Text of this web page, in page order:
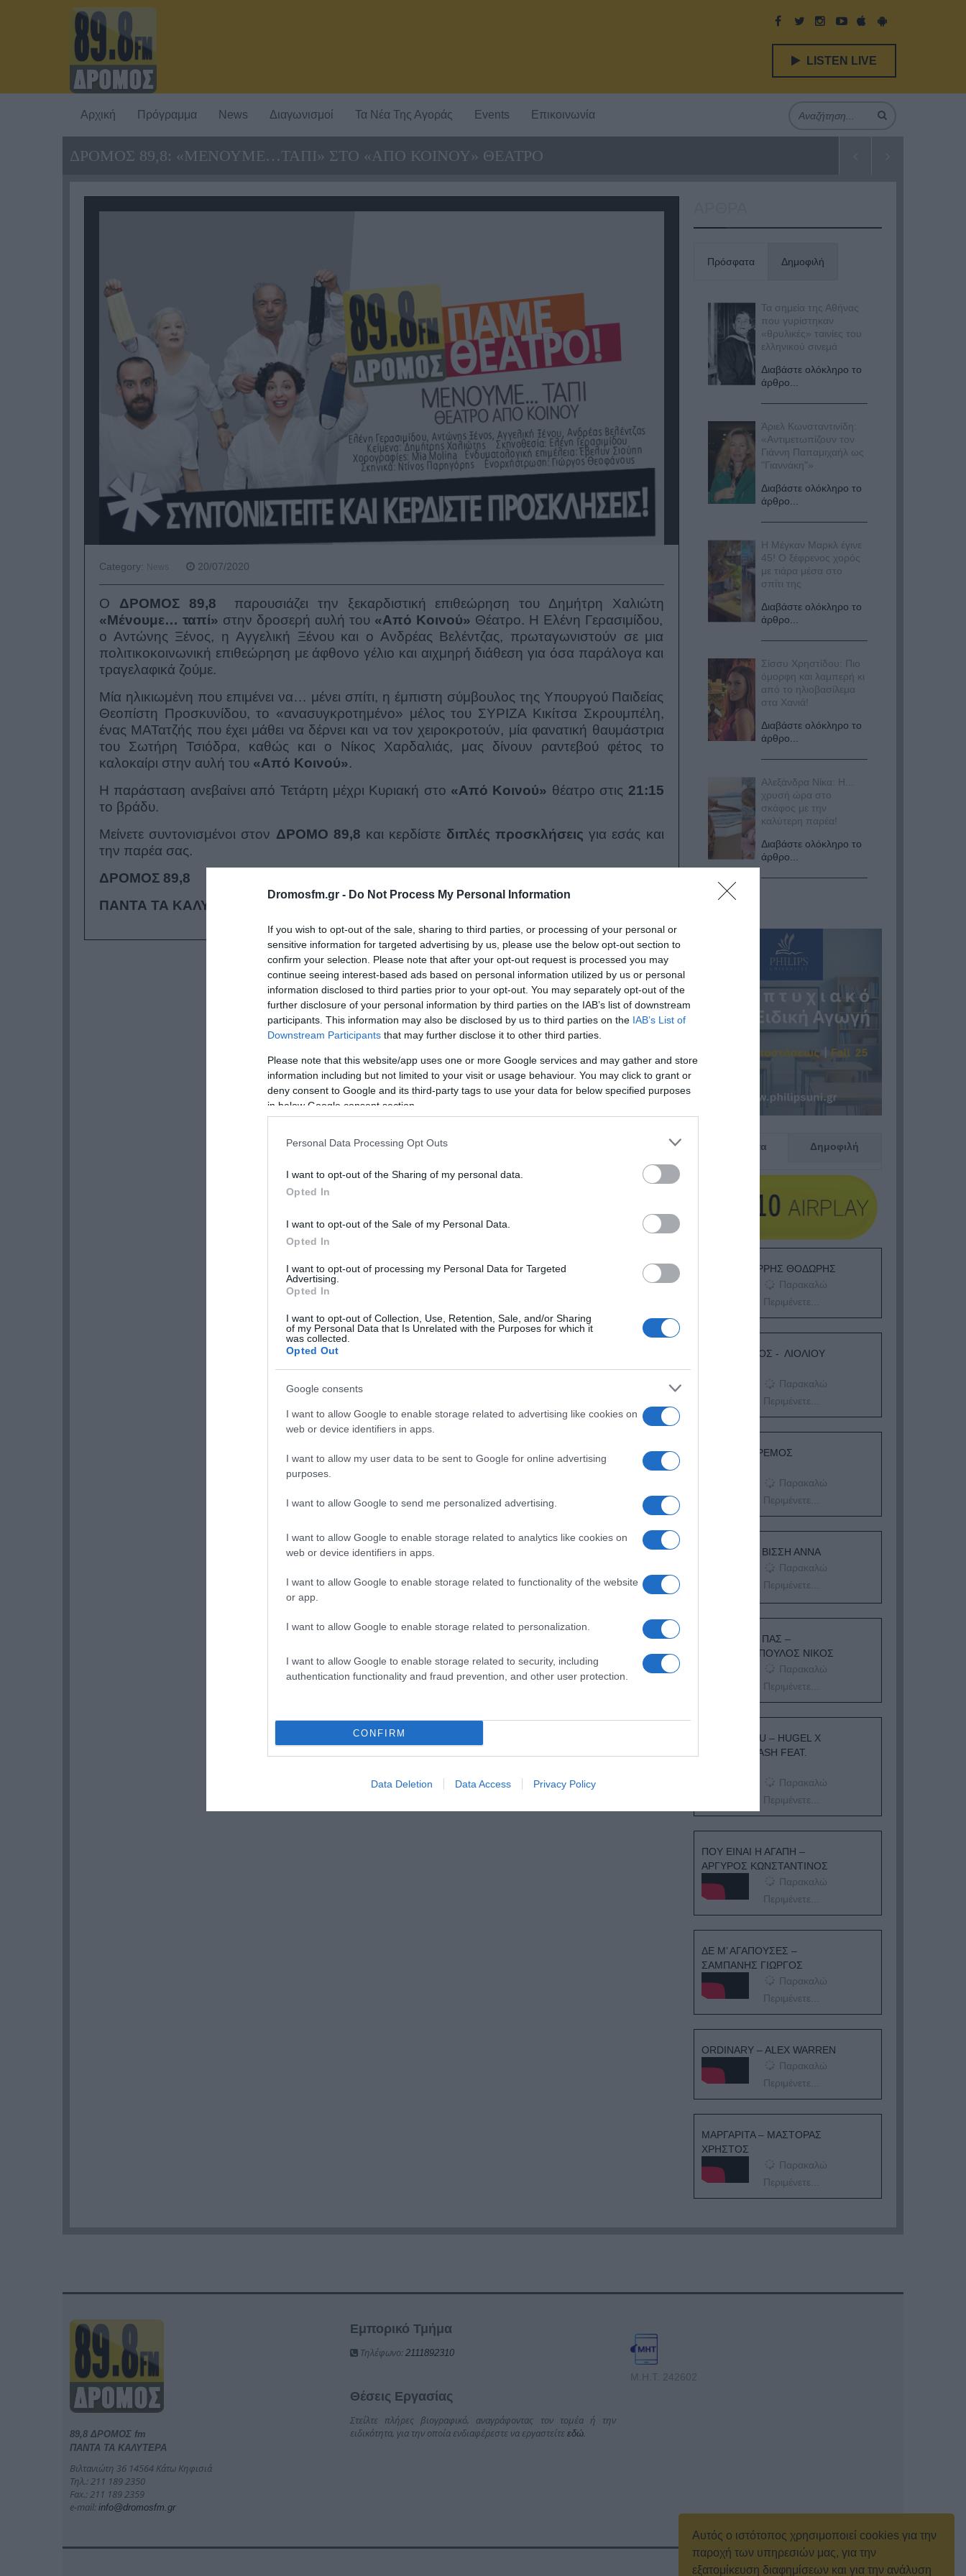
Αυτός ο ιστότοπος χρησιμοποιεί cookies για την
παροχή των υπηρεσιών μας, για την
εξατομίκευση διαφημίσεων και για την ανάλυση
Dromosfm.gr - Do Not Process My Personal Information
If you wish to opt-out of the sale, sharing to third parties, or processing of your personal or
sensitive information for targeted advertising by us, please use the below opt-out section to
confirm your selection. Please note that after your opt-out request is processed you may
continue seeing interest-based ads based on personal information utilized by us or personal
information disclosed to third parties prior to your opt-out. You may separately opt-out of the
further disclosure of your personal information by third parties on the IAB’s list of downstream
participants. This information may also be disclosed by us to third parties on the IAB’s List of
Downstream Participants that may further disclose it to other third parties.
Please note that this website/app uses one or more Google services and may gather and store
information including but not limited to your visit or usage behaviour. You may click to grant or
deny consent to Google and its third-party tags to use your data for below specified purposes
in below Google consent section.
Personal Data Processing Opt Outs
I want to opt-out of the Sharing of my personal data.
Opted In
I want to opt-out of the Sale of my Personal Data.
Opted In
I want to opt-out of processing my Personal Data for Targeted
Advertising.
Opted In
I want to opt-out of Collection, Use, Retention, Sale, and/or Sharing
of my Personal Data that Is Unrelated with the Purposes for which it
was collected.
Opted Out
Google consents
I want to allow Google to enable storage related to advertising like cookies on
web or device identifiers in apps.
I want to allow my user data to be sent to Google for online advertising
purposes.
I want to allow Google to send me personalized advertising.
I want to allow Google to enable storage related to analytics like cookies on
web or device identifiers in apps.
I want to allow Google to enable storage related to functionality of the website
or app.
I want to allow Google to enable storage related to personalization.
I want to allow Google to enable storage related to security, including
authentication functionality and fraud prevention, and other user protection.
CONFIRM
Data Deletion Data Access Privacy Policy
LISTEN LIVE
Αρχική Πρόγραμμα News Διαγωνισμοί Τα Νέα Της Αγοράς Events Επικοινωνία
ΔΡΟΜΟΣ 89,8: «ΜΕΝΟΥΜΕ…ΤΑΠΙ» ΣΤΟ «ΑΠΟ ΚΟΙΝΟΥ» ΘΕΑΤΡΟ
Category: News 20/07/2020
Ο ΔΡΟΜΟΣ 89,8 παρουσιάζει την ξεκαρδιστική επιθεώρηση του Δημήτρη Χαλιώτη
«Μένουμε… ταπί» στην δροσερή αυλή του «Από Κοινού» Θέατρο. Η Ελένη Γερασιμίδου,
ο Αντώνης Ξένος, η Αγγελική Ξένου και ο Ανδρέας Βελέντζας, πρωταγωνιστούν σε μια
πολιτικοκοινωνική επιθεώρηση με άφθονο γέλιο και αιχμηρή διάθεση για όσα παράλογα και
τραγελαφικά ζούμε.
Μία ηλικιωμένη που επιμένει να… μένει σπίτι, η έμπιστη σύμβουλος της Υπουργού Παιδείας
Θεοπίστη Προσκυνίδου, το «ανασυγκροτημένο» μέλος του ΣΥΡΙΖΑ Κικίτσα Σκρουμπέλη,
ένας ΜΑΤατζής που έχει μάθει να δέρνει και να τον χειροκροτούν, μία φανατική θαυμάστρια
του Σωτήρη Τσιόδρα, καθώς και ο Νίκος Χαρδαλιάς, μας δίνουν ραντεβού φέτος το
καλοκαίρι στην αυλή του «Από Κοινού».
Η παράσταση ανεβαίνει από Τετάρτη μέχρι Κυριακή στο «Από Κοινού» θέατρο στις 21:15
το βράδυ.
Μείνετε συντονισμένοι στον ΔΡΟΜΟ 89,8 και κερδίστε διπλές προσκλήσεις για εσάς και
την παρέα σας.
ΔΡΟΜΟΣ 89,8
ΠΑΝΤΑ ΤΑ ΚΑΛΥΤΕΡΑ!
Πρόσφατα Δημοφιλή
Τα σημεία της Αθήνας
που γυρίστηκαν
«θρυλικές» ταινίες του
ελληνικού σινεμά
Διαβάστε ολόκληρο το
άρθρο...
Άριελ Κωνσταντινίδη:
«Αντιμετωπίζουν τον
Γιάννη Παπαμιχαήλ ως
"Γιαννάκη"»
Διαβάστε ολόκληρο το
άρθρο...
Η Μέγκαν Μαρκλ έγινε
45! Ο ξέφρενος χορός
με τιάρα μέσα στο
σπίτι της
Διαβάστε ολόκληρο το
άρθρο...
Σίσσυ Χρηστίδου: Πιο
όμορφη και λαμπερή κι
από το ηλιοβασίλεμα
στα Χανιά!
Διαβάστε ολόκληρο το
άρθρο...
Αλεξάνδρα Νίκα: Η...
χρυσή ώρα στο
σκάφος με την
καλύτερη παρέα!
Διαβάστε ολόκληρο το
άρθρο...
Πρόσφατα Δημοφιλή
ΕΙΠΕΣ – ΦΕΡΡΗΣ ΘΟΔΩΡΗΣ
Παρακαλώ
Περιμένετε...
ΛΟΓΑΡΙΑΣΜΟΣ - ΛΙΟΛΙΟΥ
Παρακαλώ
Περιμένετε...
ΔΕΥΤΕΡΑ – ΡΕΜΟΣ
Παρακαλώ
Περιμένετε...
ΕΞΑΙΡΕΣΗ – ΒΙΣΣΗ ΑΝΝΑ
Παρακαλώ
Περιμένετε...
ΟΠΟΥ ΚΙ ΑΝ ΠΑΣ –
ΟΙΚΟΝΟΜΟΠΟΥΛΟΣ ΝΙΚΟΣ
Παρακαλώ
Περιμένετε...
I ADORE YOU – HUGEL X
TOPIC X ARASH FEAT.
Παρακαλώ
Περιμένετε...
ΠΟΥ ΕΙΝΑΙ Η ΑΓΑΠΗ –
ΑΡΓΥΡΟΣ ΚΩΝΣΤΑΝΤΙΝΟΣ
Παρακαλώ
Περιμένετε...
ΔΕ Μ’ ΑΓΑΠΟΥΣΕΣ –
ΣΑΜΠΑΝΗΣ ΓΙΩΡΓΟΣ
Παρακαλώ
Περιμένετε...
ORDINARY – ALEX WARREN
Παρακαλώ
Περιμένετε...
ΜΑΡΓΑΡΙΤΑ – ΜΑΣΤΟΡΑΣ
ΧΡΗΣΤΟΣ
Παρακαλώ
Περιμένετε...
89,8 ΔΡΟΜΟΣ fm
ΠΑΝΤΑ ΤΑ ΚΑΛΥΤΕΡΑ
Βιλτανιώτη 36 14564 Κάτω Κηφισιά
Τηλ.: 211 189 2350
Fax.: 211 189 2359
e-mail: info@dromosfm.gr
Εμπορικό Τμήμα
Τηλέφωνο: 2111892310
Θέσεις Εργασίας
Στείλτε πλήρες βιογραφικό, αναγράφοντας τον τομέα ή την
ειδικότητα, για την οποία ενδιαφέρεστε να εργαστείτε εδώ
Μ.Η.Τ. 242602